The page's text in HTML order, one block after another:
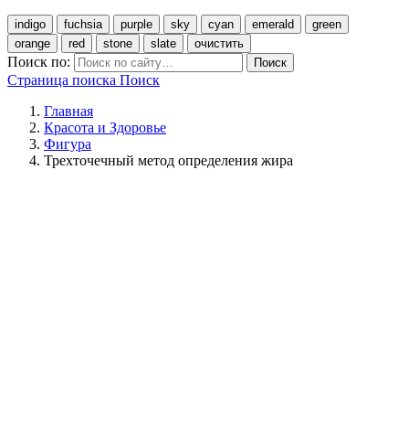
indigo fuchsia purple sky cyan emerald
green
orange
red stone slate очистить
Поиск по: Поиск
Страница поиска Поиск
Главная
Красота и Здоровье
Фигура
Трехточечный метод определения жира